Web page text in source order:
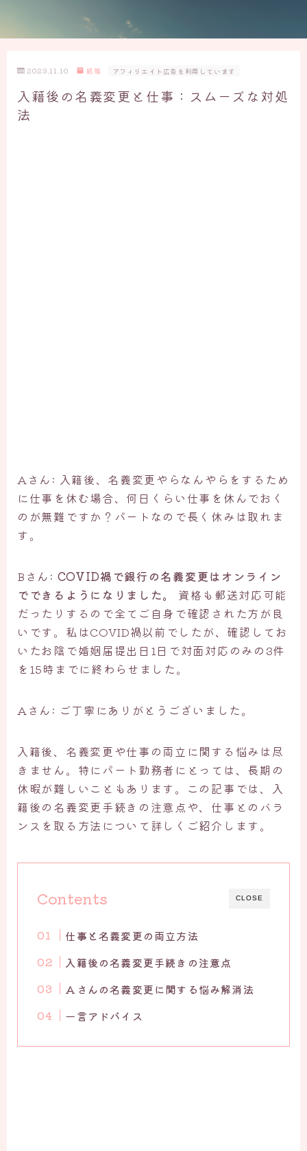
2023.11.10 結婚 アフィリエイト広告を利用しています
入籍後の名義変更と仕事：スムーズな対処
法
Aさん: 入籍後、名義変更やらなんやらをするため
に仕事を休む場合、何日くらい仕事を休んでおく
のが無難ですか？パートなので長く休みは取れま
す。
Bさん: COVID禍で銀行の名義変更はオンライン
でできるようになりました。
資格も郵送対応可能
だったりするので全てご自身で確認された方が良
いです。私はCOVID禍以前でしたが、確認してお
いたお陰で婚姻届提出日1日で対面対応のみの3件
を15時までに終わらせました。
Aさん: ご丁寧にありがとうございました。
入籍後、名義変更や仕事の両立に関する悩みは尽
きません。特にパート勤務者にとっては、長期の
休暇が難しいこともあります。この記事では、入
籍後の名義変更手続きの注意点や、仕事とのバラ
ンスを取る方法について詳しくご紹介します。
CLOSE
Contents
仕事と名義変更の両立方法
入籍後の名義変更手続きの注意点
Aさんの名義変更に関する悩み解消法
一言アドバイス